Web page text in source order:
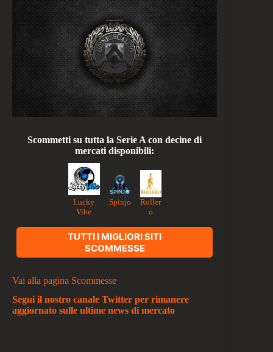
Scommetti su tutta la Serie A con decine di
mercati disponibili:
Lucky
Vibe
Spinjo
Roller
o
TUTTI I MIGLIORI SITI
SCOMMESSE
Vai alla pagina Scommesse
Segui il nostro canale Twitter per rimanere
aggiornato sulle ultime news di mercato